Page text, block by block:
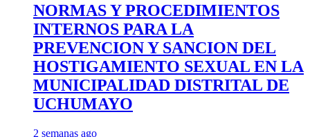
NORMAS Y PROCEDIMIENTOS
INTERNOS PARA LA
PREVENCION Y SANCION DEL
HOSTIGAMIENTO SEXUAL EN LA
MUNICIPALIDAD DISTRITAL DE
UCHUMAYO
2 semanas ago